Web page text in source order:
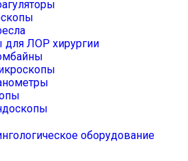
для ЛОР хирургии
оборудование